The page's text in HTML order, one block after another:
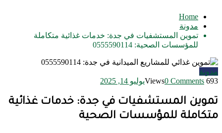
Home
مدونة
تموين المستشفيات في جدة: خدمات غذائية متكاملة
للمؤسسات الصحية: 0555590114
مدونة
693 Views
0 Comments يوليو 14, 2025
تموين المستشفيات في جدة: خدمات غذائية
متكاملة للمؤسسات الصحية